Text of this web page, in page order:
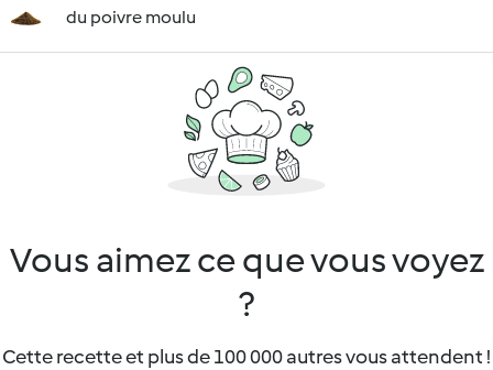
du poivre moulu
Vous aimez ce que vous voyez
?
Cette recette et plus de 100 000 autres vous attendent !